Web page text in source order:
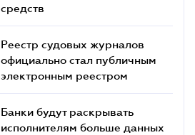
средств
Реестр судовых журналов
официально стал публичным
электронным реестром
Банки будут раскрывать
исполнителям больше данных